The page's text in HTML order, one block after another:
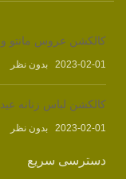
کالکشن عروس مانتو و
2023-02-01 بدون نظر
کالکشن لباس زنانه عیدانه 1402 مزون
2023-02-01 بدون نظر
دسترسی سریع